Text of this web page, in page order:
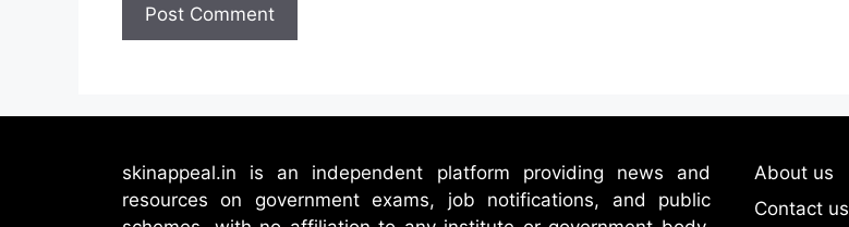
skinappeal.in is an independent platform providing news and
resources on government exams, job notifications, and public
About us
Contact us